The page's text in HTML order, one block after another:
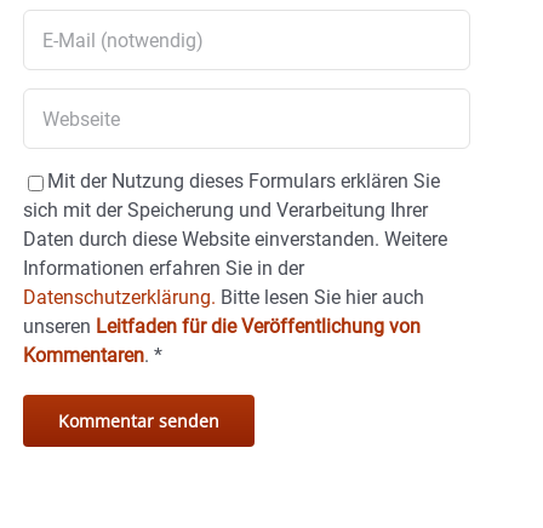
Mit der Nutzung dieses Formulars erklären Sie
sich mit der Speicherung und Verarbeitung Ihrer
Daten durch diese Website einverstanden. Weitere
Informationen erfahren Sie in der
Datenschutzerklärung. Bitte lesen Sie hier auch
unseren Leitfaden für die Veröffentlichung von
Kommentaren. *